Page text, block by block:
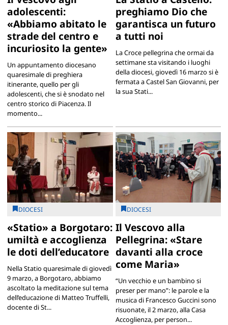
adolescenti:
«Abbiamo abitato le
strade del centro e
incuriosito la gente»
Un appuntamento diocesano
quaresimale di preghiera
itinerante, quello per gli
adolescenti, che si è snodato nel
centro storico di Piacenza. Il
momento...
preghiamo Dio che
garantisca un futuro
a tutti noi
La Croce pellegrina che ormai da
settimane sta visitando i luoghi
della diocesi, giovedì 16 marzo si è
fermata a Castel San Giovanni, per
la sua Stati...
DIOCESI
«Statio» a Borgotaro:
umiltà e accoglienza
le doti dell’educatore
Nella Statio quaresimale di giovedì
9 marzo, a Borgotaro, abbiamo
ascoltato la meditazione sul tema
dell’educazione di Matteo Truffelli,
docente di St...
DIOCESI
Il Vescovo alla
Pellegrina: «Stare
davanti alla croce
come Maria»
“Un vecchio e un bambino si
preser per mano”: le parole e la
musica di Francesco Guccini sono
risuonate, il 2 marzo, alla Casa
Accoglienza, per person...